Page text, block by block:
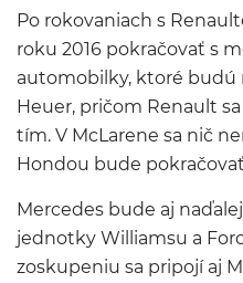
Po rokovaniach s
roku 2016 pokračovať s
automobilky, ktoré budú
Heuer, pričom Renault
tím. V McLarene sa nič
Hondou bude
Mercedes bude aj
jednotky Williamsu a
zoskupeniu sa pripojí aj